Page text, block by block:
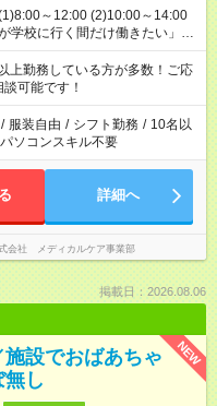
い」 「午前中は働いて、午後
など、ご希望を教えてくださ
間。 合計で週40時間を超える
上勤務している方が多数！ご応
可能です！
/ 服装自由 / シフト勤務 / 10名以
パソコンスキル不要
詳細へ
会社 メディカルケア事業部
掲載日：2026.08.06
NEW
設でおばあちゃ
し